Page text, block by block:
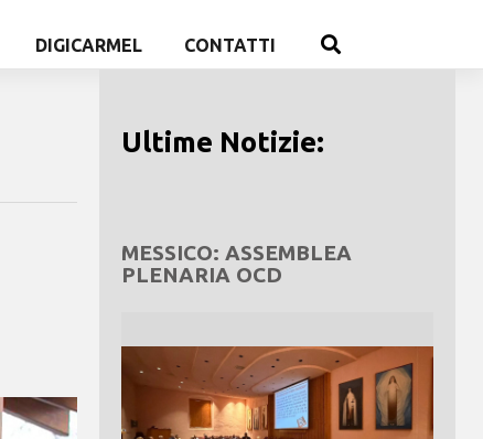
DIGICARMEL CONTATTI
Ultime Notizie:
MESSICO: ASSEMBLEA
PLENARIA OCD